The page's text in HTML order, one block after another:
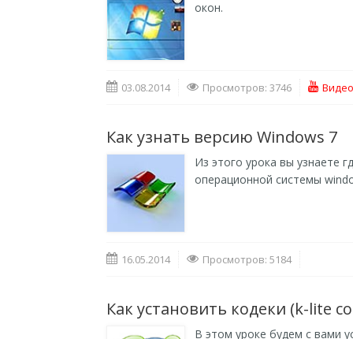
окон.
03.08.2014 Просмотров: 3746
Как узнать версию Windows 7
Из этого урока вы узнаете
операционной системы
16.05.2014 Просмотров: 5184
Как установить кодеки (k-lite
В этом уроке будем с вами